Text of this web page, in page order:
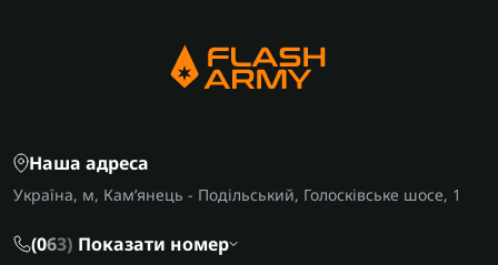
Наша адреса
Україна, м, Кам’янець - Подільський, Голосківське шосе, 1
(063) Показати номер